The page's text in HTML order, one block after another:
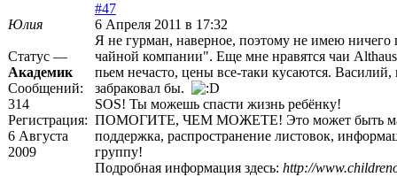
Юлия
Статус —
Академик
Сообщений:
314
Регистрация:
6 Августа
2009
#47
6 Апреля 2011 в 17:32
Я не гурман, наверное, поэтому не имею ничего
чайной компании". Еще мне нравятся чаи
пьем нечасто, цены все-таки кусаются. Василий,
забраковал бы.
SOS! Ты можешь спасти жизнь ребёнку!
ПОМОГИТЕ, ЧЕМ МОЖЕТЕ! Это может быть
поддержка, распространение листовок,
группу!
Подробная информация здесь: http://